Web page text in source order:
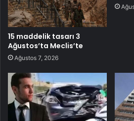
15 maddelik tasarı 3
Ağustos’ta Meclis’te
Ağustos 7, 2026